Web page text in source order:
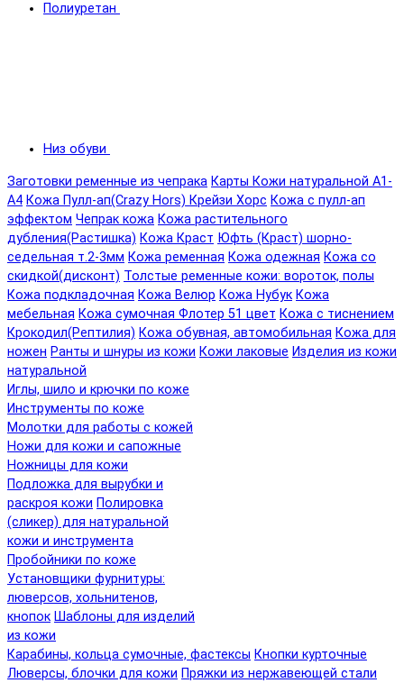
Полиуретан
Низ обуви
Заготовки ременные из чепрака Карты Кожи натуральной А1-
А4 Кожа Пулл-ап(Crazy Hors) Крейзи Хорс Кожа с пулл-ап
эффектом Чепрак кожа Кожа растительного
дубления(Растишка) Кожа Краст Юфть (Краст) шорно-
седельная т.2-3мм Кожа ременная Кожа одежная Кожа со
скидкой(дисконт) Толстые ременные кожи: вороток, полы
Кожа подкладочная Кожа Велюр Кожа Нубук Кожа
мебельная Кожа сумочная Флотер 51 цвет Кожа с тиснением
Крокодил(Рептилия) Кожа обувная, автомобильная Кожа для
ножен Ранты и шнуры из кожи Кожи лаковые Изделия из кожи
натуральной
Иглы, шило и крючки по коже
Инструменты по коже
Молотки для работы с кожей
Ножи для кожи и сапожные
Ножницы для кожи
Подложка для вырубки и
раскроя кожи Полировка
(сликер) для натуральной
кожи и инструмента
Пробойники по коже
Установщики фурнитуры:
люверсов, хольнитенов,
кнопок Шаблоны для изделий
из кожи
Карабины, кольца сумочные, фастексы Кнопки курточные
Люверсы, блочки для кожи Пряжки из нержавеющей стали